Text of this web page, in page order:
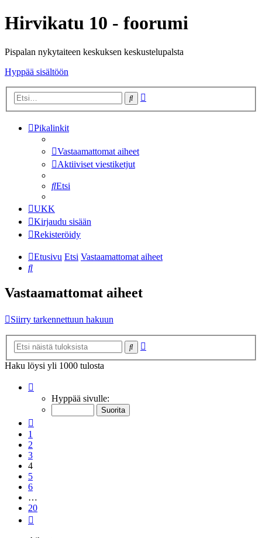
Hirvikatu 10 - foorumi
Pispalan nykytaiteen keskuksen keskustelupalsta
Hyppää sisältöön
Etsi
Pikalinkit
Vastaamattomat aiheet
Aktiiviset viestiketjut
Etsi
UKK
Kirjaudu sisään
Rekisteröidy
Etusivu Etsi Vastaamattomat aiheet
Etsi
Vastaamattomat aiheet
Siirry tarkennettuun hakuun
Etsi
Haku löysi yli 1000 tulosta
20 Hyppää sivulle:
1
2
3
4
5
6
…
20